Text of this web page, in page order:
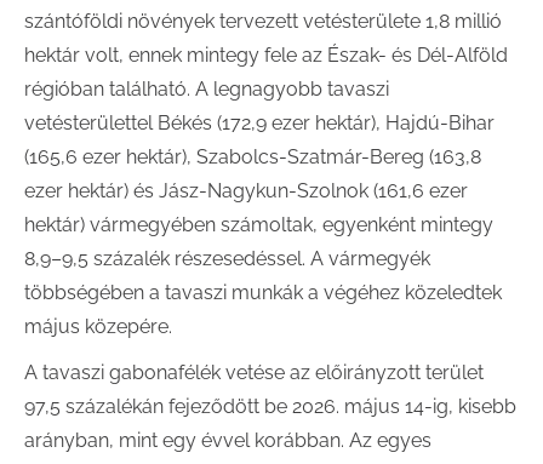
szántóföldi növények tervezett vetésterülete 1,8 millió
hektár volt, ennek mintegy fele az Észak- és Dél-Alföld
régióban található. A legnagyobb tavaszi
vetésterülettel Békés (172,9 ezer hektár), Hajdú-Bihar
(165,6 ezer hektár), Szabolcs-Szatmár-Bereg (163,8
ezer hektár) és Jász-Nagykun-Szolnok (161,6 ezer
hektár) vármegyében számoltak, egyenként mintegy
8,9–9,5 százalék részesedéssel. A vármegyék
többségében a tavaszi munkák a végéhez közeledtek
május közepére.
A tavaszi gabonafélék vetése az előirányzott terület
97,5 százalékán fejeződött be 2026. május 14-ig, kisebb
arányban, mint egy évvel korábban. Az egyes